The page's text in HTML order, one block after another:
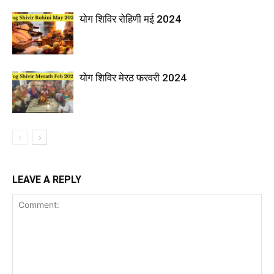
योग शिविर रोहिणी मई 2024
योग शिविर मेरठ फरवरी 2024
LEAVE A REPLY